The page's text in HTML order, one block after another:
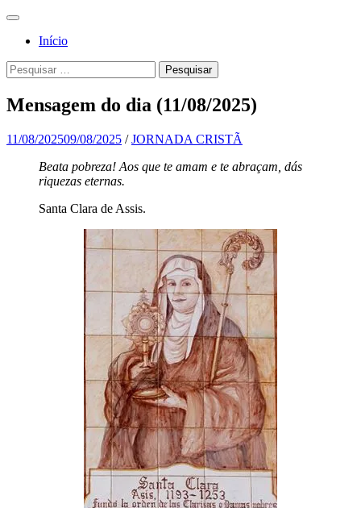
Jornada
Cristã
Para a
Deus, em
comunhão
Santa
Igreja
Católica
Apostólica
Menu
Início
Pesquisa
Pesquisar
por:
Mensagem do dia (11/08/2025)
11/08/202509/08/2025 /JORNADA CRISTÃ
Beata pobreza! Aos que te amam e te abraçam, dás
riquezas eternas.
Santa Clara de Assis.